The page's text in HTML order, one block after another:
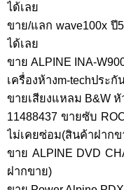
ได้เลย
ขาย/แลก wave100x ปี
ได้เลย
ขาย ALPINE INA-
เครื่องห้างm-techประกั
ขายเสียงแหลม B&W
11488437 ขายซับ
ไม่เคยซ่อม(สินค้าฝากข
ขาย ALPINE DVD
ฝากขาย)